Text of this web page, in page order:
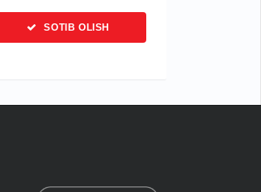
SOTIB OLISH